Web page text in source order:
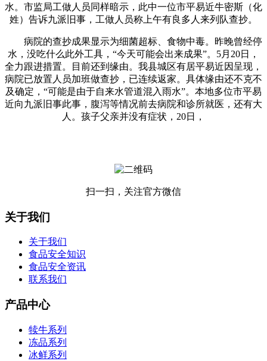
水。市监局工做人员同样暗示，此中一位市平易近牛密斯（化
姓）告诉九派旧事，工做人员称上午有良多人来列队查抄。
病院的查抄成果显示为细菌超标、食物中毒。昨晚曾经停
水，没吃什么此外工具，“今天可能会出来成果”。5月20日，
全力跟进措置。目前还到缘由。我县城区有居平易近因呈现，
病院已放置人员加班做查抄，已连续返家。具体缘由还不克不
及确定，“可能是由于自来水管道混入雨水”。本地多位市平易
近向九派旧事此事，腹泻等情况前去病院和诊所就医，还有大
人。孩子父亲并没有症状，20日，
扫一扫，关注官方微信
关于我们
关于我们
食品安全知识
食品安全资讯
联系我们
产品中心
犊牛系列
冻品系列
冰鲜系列